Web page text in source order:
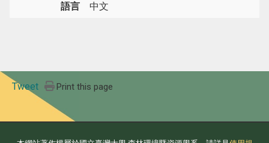
語言 中文
Tweet Print this page